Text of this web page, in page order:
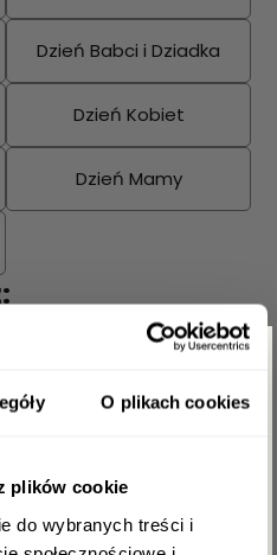
O plikach cookies
plików cookie
do wybranych treści i
Dzień Babci i Dziadka
Dzień Kobiet
Dzień Mamy
-5%
i zgarnij